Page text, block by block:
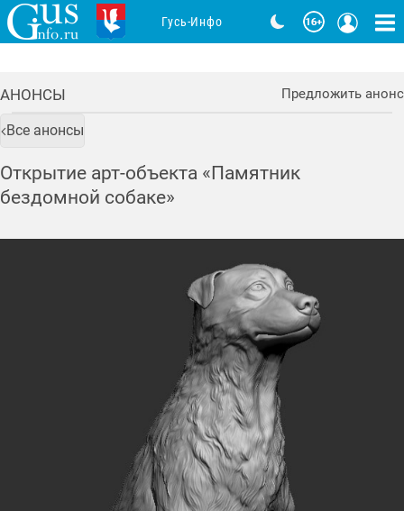
АНОНСЫ Предложить анонс
Все анонсы
Открытие арт-объекта «Памятник
бездомной собаке»
Гусь-Инфо